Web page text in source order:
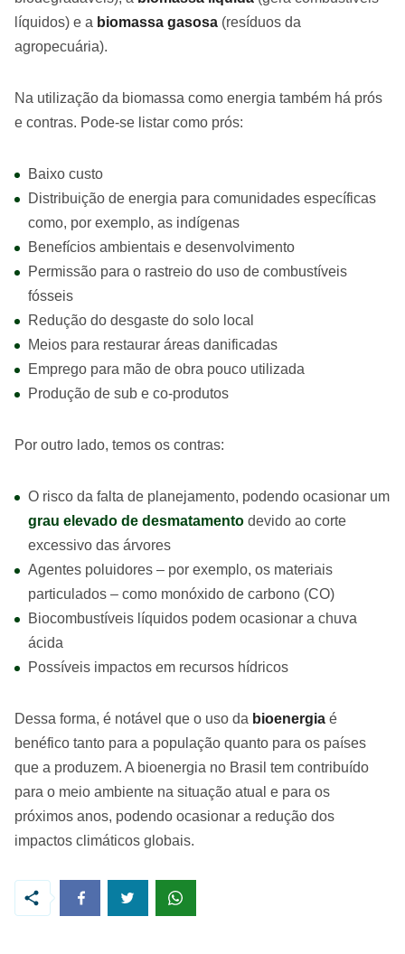
líquidos) e a biomassa gasosa (resíduos da
agropecuária).
Na utilização da biomassa como energia também há prós
e contras. Pode-se listar como prós:
Baixo custo
Distribuição de energia para comunidades específicas
como, por exemplo, as indígenas
Benefícios ambientais e desenvolvimento
Permissão para o rastreio do uso de combustíveis
fósseis
Redução do desgaste do solo local
Meios para restaurar áreas danificadas
Emprego para mão de obra pouco utilizada
Produção de sub e co-produtos
Por outro lado, temos os contras:
O risco da falta de planejamento, podendo ocasionar um
grau elevado de desmatamento devido ao corte
excessivo das árvores
Agentes poluidores – por exemplo, os materiais
particulados – como monóxido de carbono (CO)
Biocombustíveis líquidos podem ocasionar a chuva
ácida
Possíveis impactos em recursos hídricos
Dessa forma, é notável que o uso da bioenergia é
benéfico tanto para a população quanto para os países
que a produzem. A bioenergia no Brasil tem contribuído
para o meio ambiente na situação atual e para os
próximos anos, podendo ocasionar a redução dos
impactos climáticos globais.